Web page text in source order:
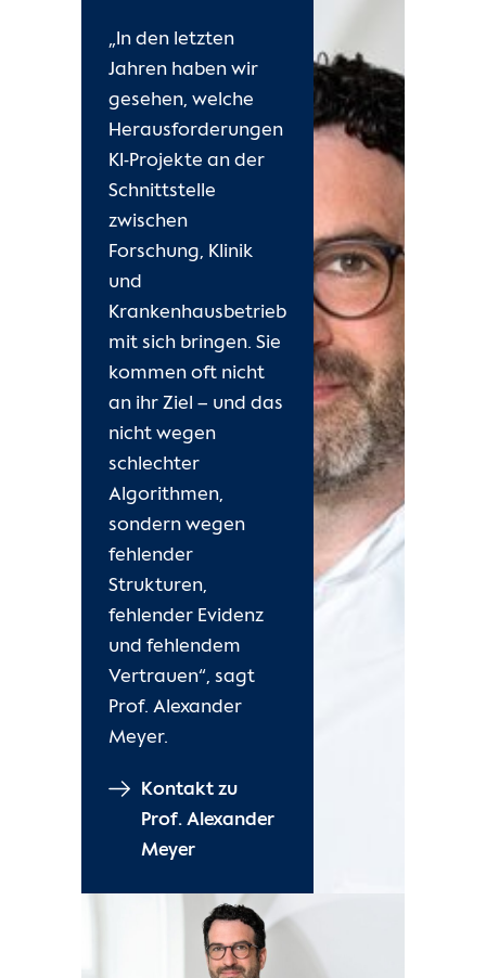
„In den letzten
Jahren haben wir
gesehen, welche
Herausforderungen
KI-Projekte an der
Schnittstelle
zwischen
Forschung, Klinik
und
Krankenhausbetrieb
mit sich bringen. Sie
kommen oft nicht
an ihr Ziel – und das
nicht wegen
schlechter
Algorithmen,
sondern wegen
fehlender
Strukturen,
fehlender Evidenz
und fehlendem
Vertrauen“, sagt
Prof. Alexander
Meyer.
Kontakt zu
Prof. Alexander
Meyer